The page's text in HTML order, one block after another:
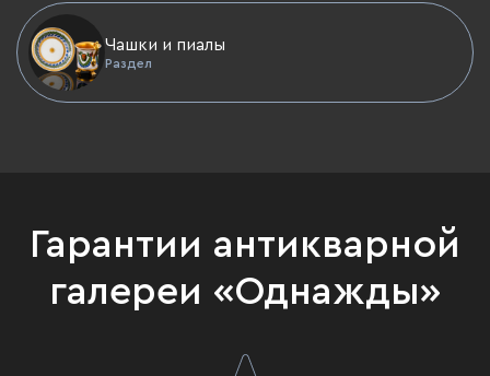
Чашки и пиалы
Раздел
Гарантии антикварной
галереи «Однажды»